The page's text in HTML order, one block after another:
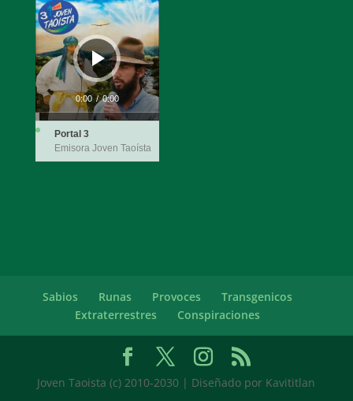
Reproductor
de
audio
0:00 / 0:00
Portal 3
Emisora Joven Taoísta
Sabios Runas Provoces
Transgenicos
Extraterrestres
Conspiraciones
Joven Taoista (c) 2010-2030 | Diseñado por Kavititlan